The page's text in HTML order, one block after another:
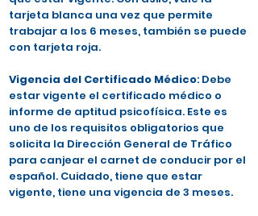
tarjeta blanca una vez que permite
trabajar a los 6 meses, también se puede
con tarjeta roja.
Vigencia del Certificado Médico: Debe
estar vigente el certificado médico o
informe de aptitud psicofísica. Este es
uno de los requisitos obligatorios que
solicita la Dirección General de Tráfico
para canjear el carnet de conducir por el
español. Cuidado, tiene que estar
vigente, tiene una vigencia de 3 meses.